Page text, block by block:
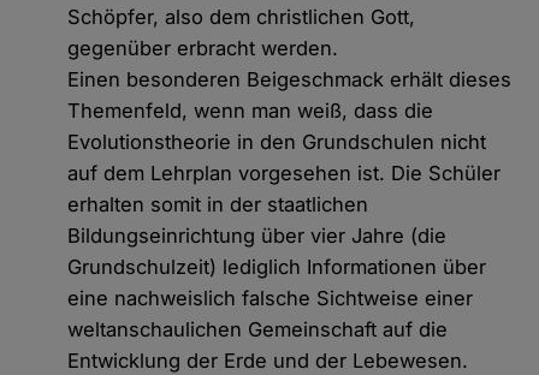
Schöpfer, also dem christlichen Gott,
gegenüber erbracht werden.
Einen besonderen Beigeschmack erhält dieses
Themenfeld, wenn man weiß, dass die
Evolutionstheorie in den Grundschulen nicht
auf dem Lehrplan vorgesehen ist. Die Schüler
erhalten somit in der staatlichen
Bildungseinrichtung über vier Jahre (die
Grundschulzeit) lediglich Informationen über
eine nachweislich falsche Sichtweise einer
weltanschaulichen Gemeinschaft auf die
Entwicklung der Erde und der Lebewesen.